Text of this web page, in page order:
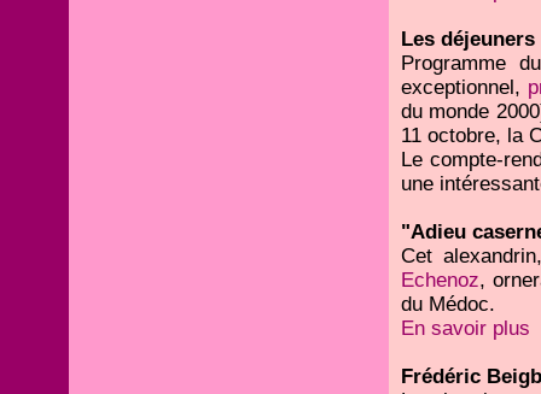
Les
Programme
exceptionnel,
du monde
11 octobre, la
Le compte-
une
"Adieu
Cet
Echenoz,
du Médoc.
En savoir plus
Frédéric